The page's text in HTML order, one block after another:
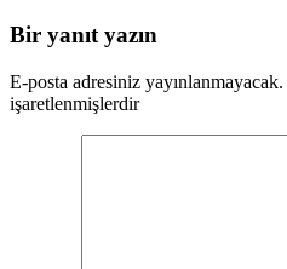
Bir yanıt yazın
E-posta adresiniz yayınlanmayacak.
işaretlenmişlerdir